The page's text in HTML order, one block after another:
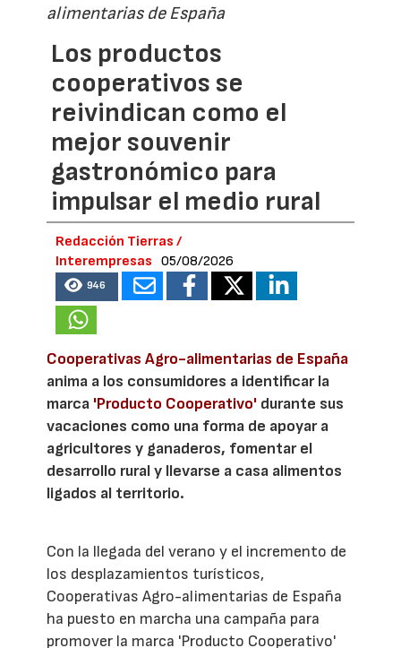
alimentarias de España
Los productos
cooperativos se
reivindican como el
mejor souvenir
gastronómico para
impulsar el medio rural
Redacción Tierras /
Interempresas
05/08/2026
946
Cooperativas Agro-alimentarias de España
anima a los consumidores a identificar la
marca 'Producto Cooperativo' durante sus
vacaciones como una forma de apoyar a
agricultores y ganaderos, fomentar el
desarrollo rural y llevarse a casa alimentos
ligados al territorio.
Con la llegada del verano y el incremento de
los desplazamientos turísticos,
Cooperativas Agro-alimentarias de España
ha puesto en marcha una campaña para
promover la marca 'Producto Cooperativo'